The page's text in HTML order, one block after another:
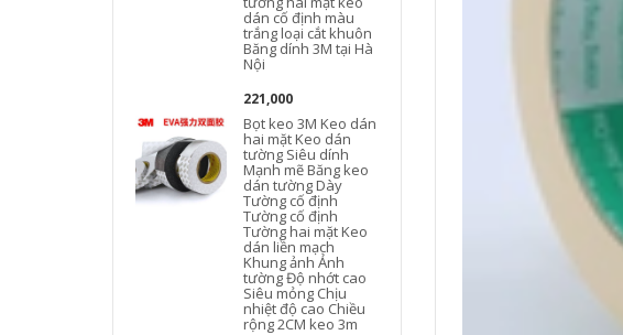
dán cố định màu
trắng loại cắt khuôn
Băng dính 3M tại Hà
Nội
221,000
Bọt keo 3M Keo dán
hai mặt Keo dán
tường Siêu dính
Mạnh mẽ Băng keo
dán tường Dày
Tường cố định
Tường cố định
Tường hai mặt Keo
dán liền mạch
Khung ảnh Ảnh
tường Độ nhớt cao
Siêu mỏng Chịu
nhiệt độ cao Chiều
rộng 2CM keo 3m
không bụi Logo 3M
Keo hai mặt
3m55230HL siêu
bền, siêu mỏng,
trong suốt, không
vết, độ nhớt cao,
không vạch, băng
keo hai mặt dùng
cho xe cố định,
băng keo hai mặt
chịu nhiệt cao và